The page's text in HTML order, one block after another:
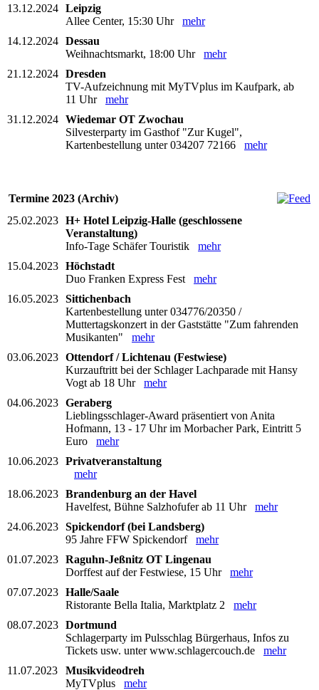
13.12.2024 Leipzig
Allee Center, 15:30 Uhr mehr
14.12.2024 Dessau
Weihnachtsmarkt, 18:00 Uhr mehr
21.12.2024 Dresden
TV-Aufzeichnung mit MyTVplus im Kaufpark, ab
11 Uhr mehr
31.12.2024 Wiedemar OT Zwochau
Silvesterparty im Gasthof "Zur Kugel",
Kartenbestellung unter 034207 72166 mehr
Termine 2023 (Archiv)
25.02.2023 H+ Hotel Leipzig-Halle (geschlossene
Veranstaltung)
Info-Tage Schäfer Touristik mehr
15.04.2023 Höchstadt
Duo Franken Express Fest mehr
16.05.2023 Sittichenbach
Kartenbestellung unter 034776/20350 /
Muttertagskonzert in der Gaststätte "Zum fahrenden
Musikanten" mehr
03.06.2023 Ottendorf / Lichtenau (Festwiese)
Kurzauftritt bei der Schlager Lachparade mit Hansy
Vogt ab 18 Uhr mehr
04.06.2023 Geraberg
Lieblingsschlager-Award präsentiert von Anita
Hofmann, 13 - 17 Uhr im Morbacher Park, Eintritt 5
Euro mehr
10.06.2023 Privatveranstaltung
mehr
18.06.2023 Brandenburg an der Havel
Havelfest, Bühne Salzhofufer ab 11 Uhr mehr
24.06.2023 Spickendorf (bei Landsberg)
95 Jahre FFW Spickendorf mehr
01.07.2023 Raguhn-Jeßnitz OT Lingenau
Dorffest auf der Festwiese, 15 Uhr mehr
07.07.2023 Halle/Saale
Ristorante Bella Italia, Marktplatz 2 mehr
08.07.2023 Dortmund
Schlagerparty im Pulsschlag Bürgerhaus, Infos zu
Tickets usw. unter www.schlagercouch.de mehr
11.07.2023
Musikvideodreh
MyTVplus mehr